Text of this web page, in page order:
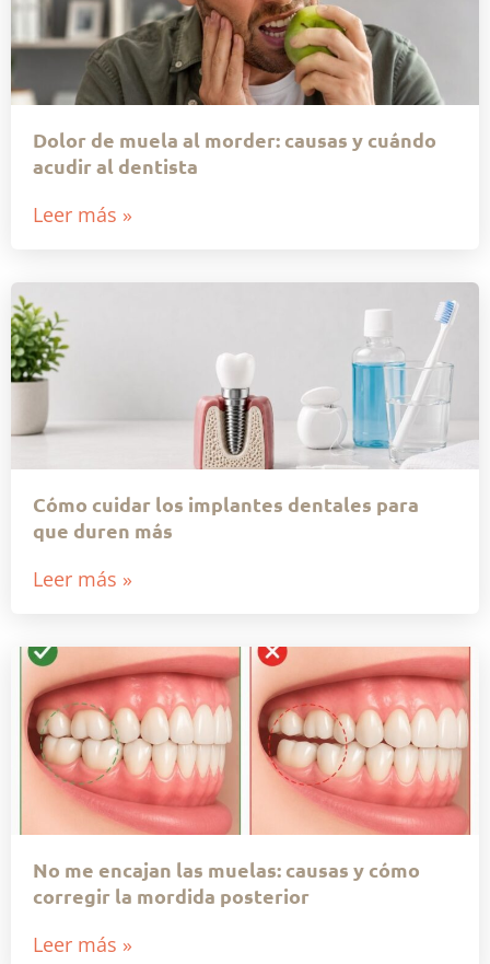
Dolor de muela al morder: causas y cuándo
acudir al dentista
Leer más »
Cómo cuidar los implantes dentales para
que duren más
Leer más »
No me encajan las muelas: causas y cómo
corregir la mordida posterior
Leer más »